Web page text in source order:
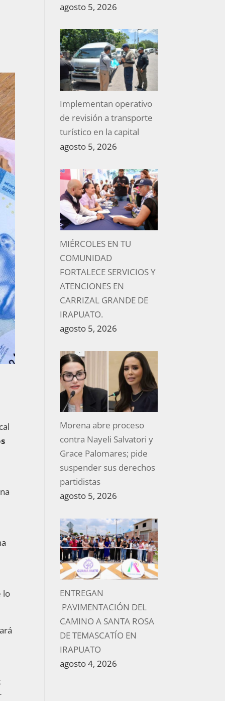
lo
agosto 5, 2026
Implementan operativo
de revisión a transporte
turístico en la capital
agosto 5, 2026
MIÉRCOLES EN TU
COMUNIDAD
FORTALECE SERVICIOS Y
ATENCIONES EN
CARRIZAL GRANDE DE
IRAPUATO.
agosto 5, 2026
Morena abre proceso
contra Nayeli Salvatori y
Grace Palomares; pide
suspender sus derechos
partidistas
agosto 5, 2026
ENTREGAN
PAVIMENTACIÓN DEL
CAMINO A SANTA ROSA
DE TEMASCATÍO EN
IRAPUATO
agosto 4, 2026